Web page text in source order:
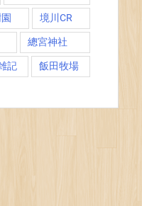
境川CR
總宮神社
記 飯田牧場